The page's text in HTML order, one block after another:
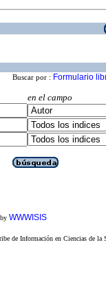
Buscar por : Formulario
en el campo
WWWISIS
de Información en Ciencias de la